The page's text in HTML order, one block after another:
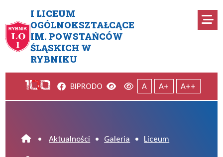
I LICEUM
OGÓLNOKSZTAŁCĄCE
IM. POWSTAŃCÓW
ŚLĄSKICH W
RYBNIKU
Światowy Dzień Zdrowia
Facebook
BIPRODO Wersja kontrastowa
Wersja domyślna
A A+ A++
Home
• Aktualności • Galeria • Liceum